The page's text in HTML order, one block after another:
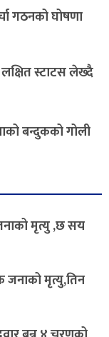
गठनको घोषणा
लक्षित स्टाटस लेख्दै
बन्दुकको गोली
मृत्यु ,छ सय
जनाको मृत्यु,तिन